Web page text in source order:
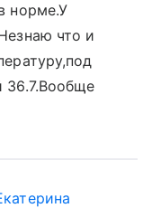
норме.У
что и
36.7.Вообще